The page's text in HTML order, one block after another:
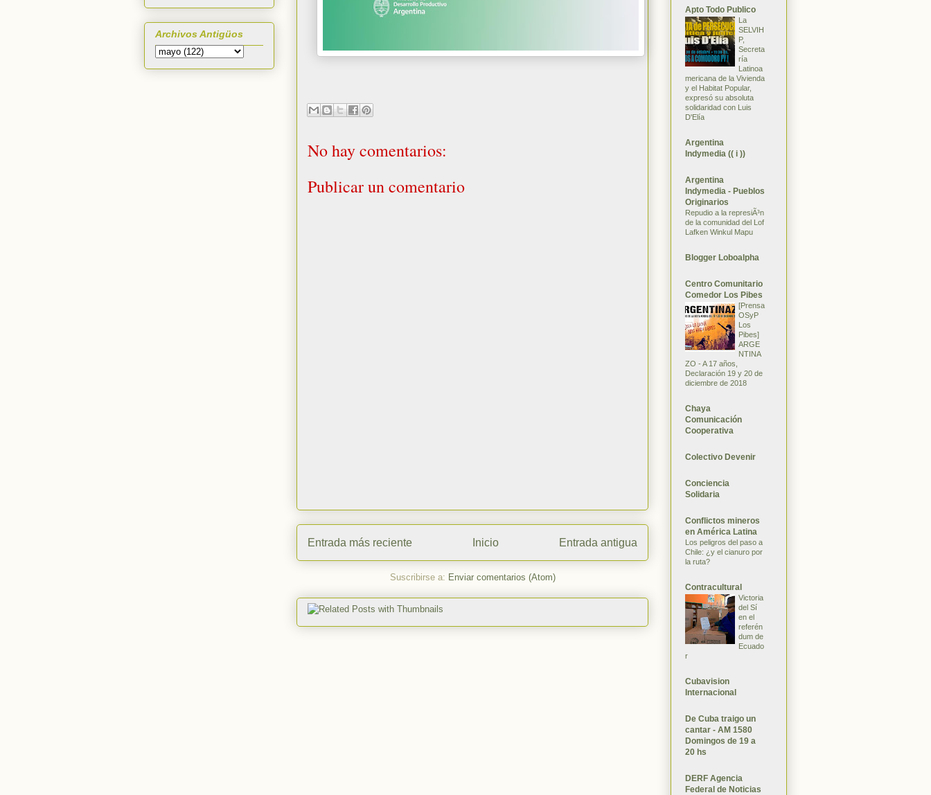
No hay comentarios:
Publicar un comentario
Entrada más reciente Entrada antigua
Inicio
Suscribirse a: Enviar comentarios (Atom)
Archivos Antigüos
Apto Todo Publico
La
SELVIH
P,
Secreta
ría
Latinoa
mericana de la Vivienda
y el Habitat Popular,
expresó su absoluta
solidaridad con Luis
D'Elía
Argentina
Indymedia (( i ))
Argentina
Indymedia - Pueblos
Originarios
Repudio a la represiÃ³n
de la comunidad del Lof
Lafken Winkul Mapu
Blogger Loboalpha
Centro Comunitario
Comedor Los Pibes
[Prensa
OSyP
Los
Pibes]
ARGE
NTINA
ZO - A 17 años,
Declaración 19 y 20 de
diciembre de 2018
Chaya
Comunicación
Cooperativa
Colectivo Devenir
Conciencia
Solidaria
Conflictos mineros
en América Latina
Los peligros del paso a
Chile: ¿y el cianuro por
la ruta?
Contracultural
Victoria
del Sí
en el
referén
dum de
Ecuado
r
Cubavision
Internacional
De Cuba traigo un
cantar - AM 1580
Domingos de 19 a
20 hs
DERF Agencia
Federal de Noticias